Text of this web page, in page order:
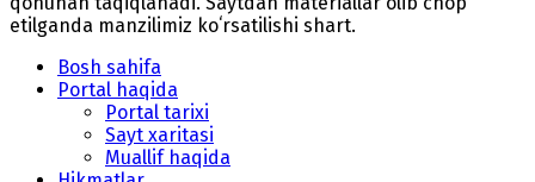
etilganda manzilimiz koʻrsatilishi shart.
Bosh sahifa
Portal haqida
Portal tarixi
Sayt xaritasi
Muallif haqida